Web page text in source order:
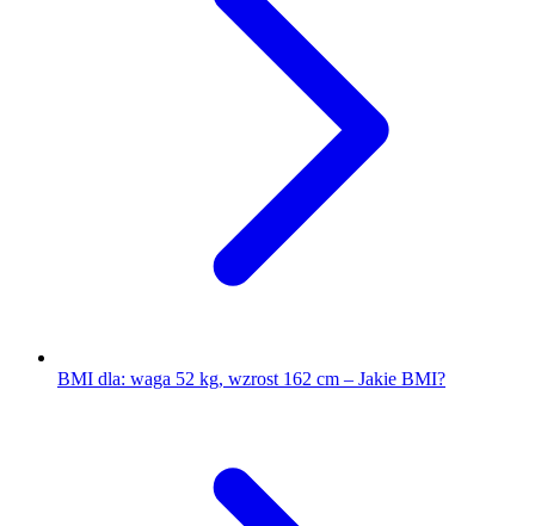
BMI dla: waga 52 kg, wzrost 162 cm – Jakie BMI?